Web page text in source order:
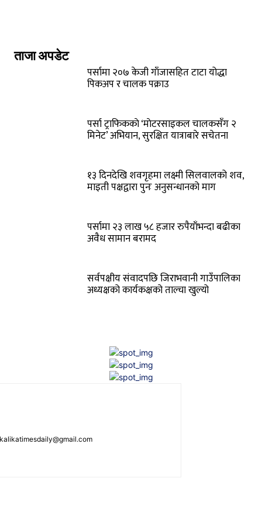
ताजा अपडेट
पर्सामा २०७ केजी गाँजासहित टाटा योद्धा
पिकअप र चालक पक्राउ
पर्सा ट्राफिककाे ‘माेटरसाइकल चालकसँग २
मिनेट’ अभियान, सुरक्षित यात्राबारे सचेतना
१३ दिनदेखि शवगृहमा लक्ष्मी सिलवालको शव,
माइती पक्षद्वारा पुनः अनुसन्धानको माग
पर्सामा २३ लाख ५८ हजार रुपैयाँभन्दा बढीका
अवैध सामान बरामद
सर्वपक्षीय संवादपछि जिराभवानी गाउँपालिका
अध्यक्षको कार्यकक्षको ताल्चा खुल्यो